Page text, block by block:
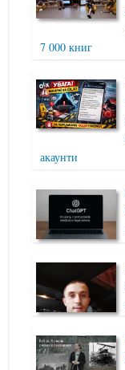
7 000 книг
акаунти